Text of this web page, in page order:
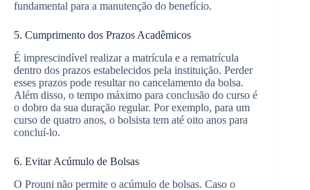
fundamental para a manutenção do benefício.
5. Cumprimento dos Prazos Acadêmicos
É imprescindível realizar a matrícula e a rematrícula
dentro dos prazos estabelecidos pela instituição. Perder
esses prazos pode resultar no cancelamento da bolsa.
Além disso, o tempo máximo para conclusão do curso é
o dobro da sua duração regular. Por exemplo, para um
curso de quatro anos, o bolsista tem até oito anos para
concluí-lo.
6. Evitar Acúmulo de Bolsas
O Prouni não permite o acúmulo de bolsas. Caso o